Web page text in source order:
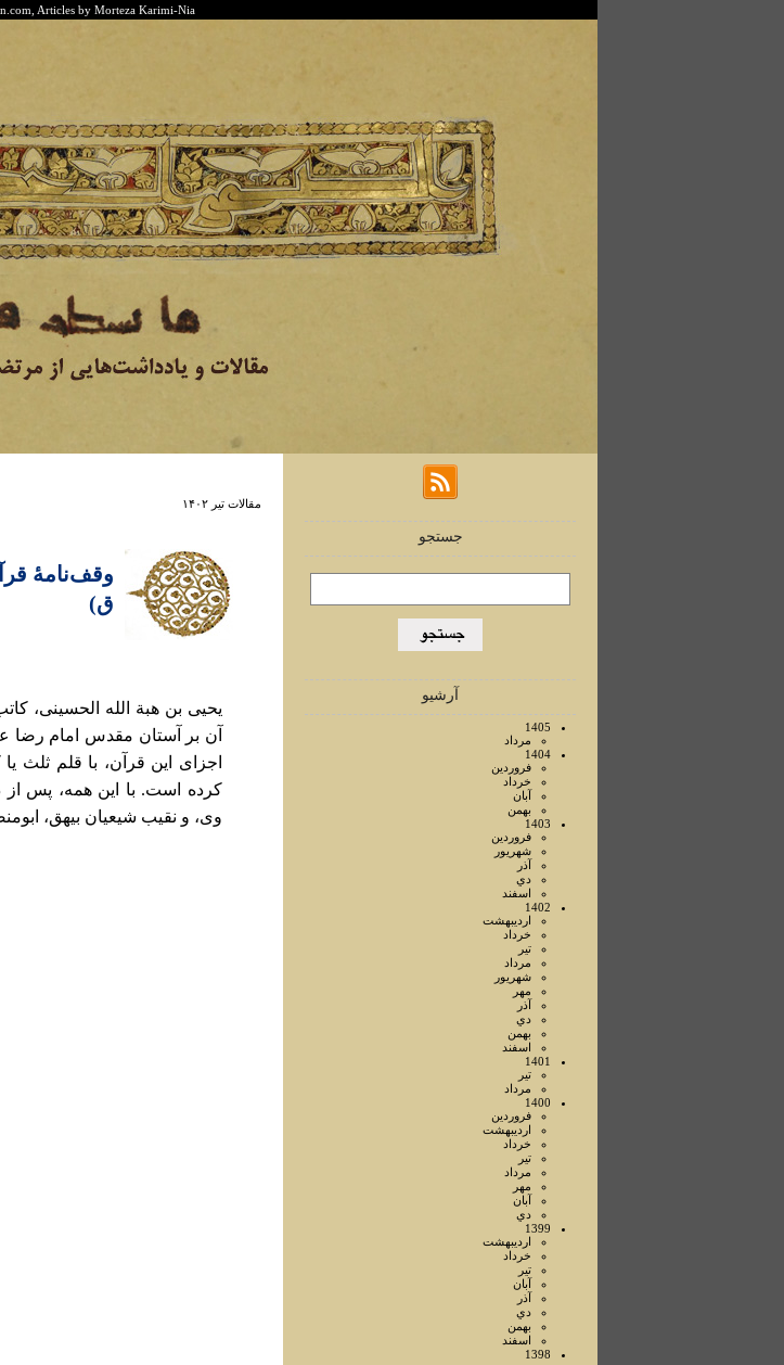
Articles by Morteza Karimi-Nia
جستجو
آرشیو
1405
مرداد
1404
فروردين
خرداد
آبان
بهمن
1403
فروردين
شهريور
آذر
دي
اسفند
1402
ارديبهشت
خرداد
تير
مرداد
شهريور
مهر
آذر
دي
بهمن
اسفند
1401
تير
مرداد
1400
فروردين
ارديبهشت
خرداد
تير
مرداد
مهر
آبان
دي
1399
ارديبهشت
خرداد
تير
آبان
آذر
دي
بهمن
اسفند
1398
مقالات تير ۱۴۰۲
ق)
یحیی بن هبة الله الحسینی،
آن بر آستان مقدس امام رضا
اجزای این قرآن، با قلم
کرده است. با این همه، پس از
وی، و نقیب شیعیان بیهق،